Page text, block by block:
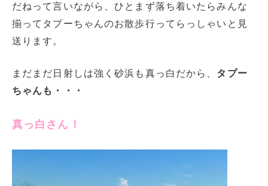
だねって言いながら、ひとまず落ち着いたらみんな
揃ってタプーちゃんのお散歩行ってらっしゃいと見
送ります。
まだまだ日射しは強く砂浜も真っ白だから、 タプー
ちゃんも・・・
真っ白さん！